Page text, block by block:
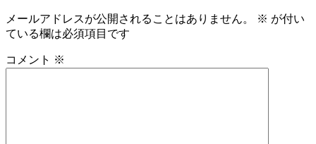
メールアドレスが公開されることはありません。 ※ が付い
ている欄は必須項目です
コメント ※